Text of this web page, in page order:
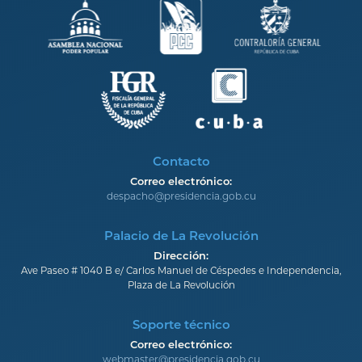
Contacto
Correo electrónico:
despacho@presidencia.gob.cu
Palacio de La Revolución
Dirección:
Ave Paseo # 1040 B e/ Carlos Manuel de Céspedes e Independencia,
Plaza de La Revolución
Soporte técnico
Correo electrónico:
webmaster@presidencia.gob.cu